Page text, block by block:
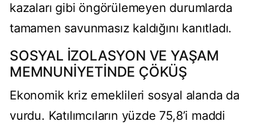
kazaları gibi öngörülemeyen durumlarda
tamamen savunmasız kaldığını kanıtladı.
SOSYAL İZOLASYON VE YAŞAM
MEMNUNİYETİNDE ÇÖKÜŞ
Ekonomik kriz emeklileri sosyal alanda da
vurdu. Katılımcıların yüzde 75,8’i maddi